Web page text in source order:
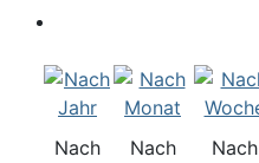
Nach
Nach
Nach